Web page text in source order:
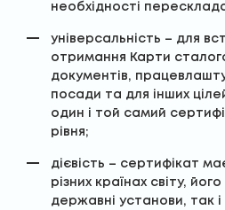
необхідності
універсальність – для
отримання Карти
документів,
посади та для інших
один і той самий
рівня;
дієвість – сертифікат
різних країнах світу,
державні установи, так і